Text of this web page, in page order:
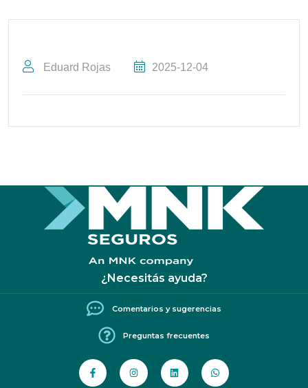
Eduard Rojas 2025-12-04
¿Necesitás ayuda?
Comentarios y sugerencias
Preguntas frecuentes